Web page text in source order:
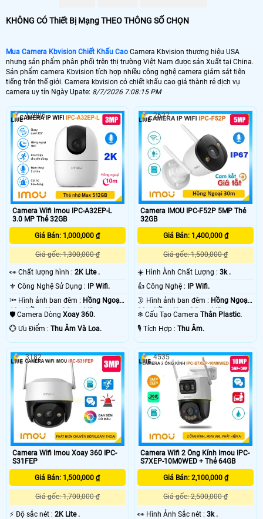
💰 Lắp Camera KBVision Giá Rẻ
🥉 Lắp Camera KBvision Có Thu Âm
580,000 VNĐ
🏠 Camera Kbvision FULL Color
595,000 VNĐ
🆗 Camera IP KBVISION Siêu Nét
680,000 VNĐ
Camera kbvision
có nhiều mẫu để khách hàng lựa chọn những sản phẩm phù
hợp vói nhu cầu sử dụng của mình. Với chính sách bán hàng chiết khấu cao
An Thành Phát luôn mang đến khách hàng những sản phẩm chất lượng dịch
vụ tốt nhất, Tham khảo thêm các sản phẩm chính hãng Kbvision Bên Dưới.
KHÔNG CÓ Thiết Bị Mạng THEO THÔNG SỐ CHỌN
Mua Camera Kbvision Chiết Khấu Cao Camera Kbvision thương hiệu USA
nhưng sản phẩm phân phối trên thị trường Việt Nam được sản Xuất tại China.
Sản phẩm camera Kbvision tích hợp nhiều công nghệ camera giám sát tiên
tiếng trên thế giới. Camera kbvision có chiết khấu cao giá thành rẻ dịch vụ
camera uy tín Ngày Upate: 8/7/2026 7:08:15 PM
Camera Wifi Imou IPC-A32EP-L
3.0 MP Thẻ 32GB
Giá Bán: 1,000,000 ₫
Giá gốc: 1,300,000 ₫
️👀 Chất lượng hình : 2K Lite .
⚜️ Công Nghệ Sử Dụng :
IP Wifi.
🔦 Hình ảnh ban đêm : Hồng Ngoại
10m Hồng Ngoại Smart IR.
🛡 Camera Dòng Xoay 360.
️💮 Ưu Điểm : Thu Âm Và Loa.
12805
Camera IMOU IPC-F52P 5MP Thẻ
32GB
Giá Bán: 1,400,000 ₫
Giá gốc: 1,500,000 ₫
☀️ Hình Ành Chất Lượng :3k .
👍 Công Nghệ :
IP Wifi.
🌛 Hình ảnh ban đêm : Hồng Ngoại
30m Hồng Ngoại Smart IR.
❄ Cấu Tạo CameraThân Plastic.
️🎙 Tích Hợp :Thu Âm.
2637
Camera Wifi Imou Xoay 360 IPC-
S31FEP
Giá Bán: 1,500,000 ₫
Giá gốc: 1,700,000 ₫
️⚡ Độ sắc nét : 2K Lite .
3182
Camera Wifi 2 Ống Kính Imou IPC-
S7XEP-10M0WED + Thẻ 64GB
Giá Bán: 2,100,000 ₫
Giá gốc: 2,500,000 ₫
️👀 Hình Ảnh Sắc nét :3k .
4535